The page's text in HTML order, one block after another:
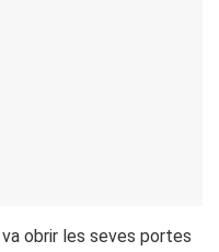
obrir les seves portes